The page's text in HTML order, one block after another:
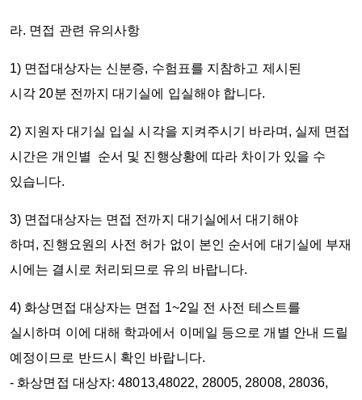
라. 면접 관련 유의사항
1) 면접대상자는 신분증, 수험표를 지참하고 제시된
시각 20분 전까지 대기실에 입실해야 합니다.
2) 지원자 대기실 입실 시각을 지켜주시기 바라며, 실제 면접
시간은 개인별 순서 및 진행상황에 따라 차이가 있을 수
있습니다.
3) 면접대상자는 면접 전까지 대기실에서 대기해야
하며, 진행요원의 사전 허가 없이 본인 순서에 대기실에 부재
시에는 결시로 처리되므로 유의 바랍니다.
4) 화상면접 대상자는 면접 1~2일 전 사전 테스트를
실시하며 이에 대해 학과에서 이메일 등으로 개별 안내 드릴
예정이므로 반드시 확인 바랍니다.
- 화상면접 대상자: 48013,48022, 28005, 28008, 28036,